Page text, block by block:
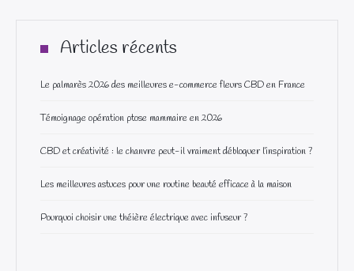
Articles récents
Le palmarès 2026 des meilleures e-commerce fleurs CBD en France
Témoignage opération ptose mammaire en 2026
CBD et créativité : le chanvre peut-il vraiment débloquer l’inspiration ?
Les meilleures astuces pour une routine beauté efficace à la maison
Pourquoi choisir une théière électrique avec infuseur ?